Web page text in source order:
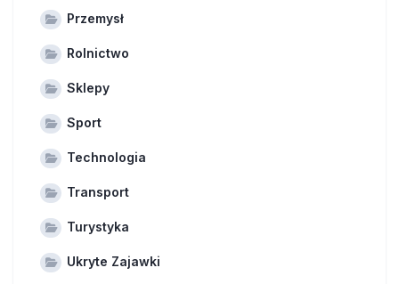
Przemysł
Rolnictwo
Sklepy
Sport
Technologia
Transport
Turystyka
Ukryte Zajawki